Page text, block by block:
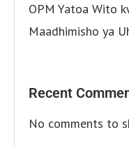
OPM Yatoa Wito
Maadhimisho ya
Recent
No comments to